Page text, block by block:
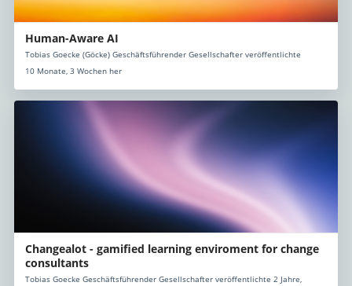
Human-Aware AI
Tobias Goecke (Göcke) Geschäftsführender Gesellschafter veröffentlichte
10 Monate, 3 Wochen her
Changealot - gamified learning enviroment for change
consultants
Tobias Goecke Geschäftsführender Gesellschafter veröffentlichte 2 Jahre,